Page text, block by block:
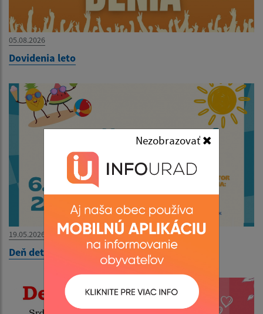
Nezobrazovať
05.08.2026
Dovidenia leto
19.05.2026
Deň detí 2026